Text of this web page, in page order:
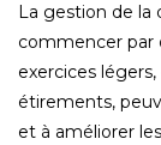
La gestion de la
commencer par
exercices
étirements,
et à améliorer